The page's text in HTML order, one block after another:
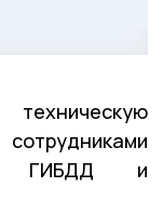
ГИБДД и